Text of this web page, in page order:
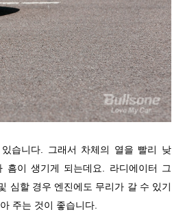
습니다. 그래서 차체의 열을 빨리 낮
이 생기게 되는데요. 라디에이터 그
심할 경우 엔진에도 무리가 갈 수 있기
주는 것이 좋습니다.